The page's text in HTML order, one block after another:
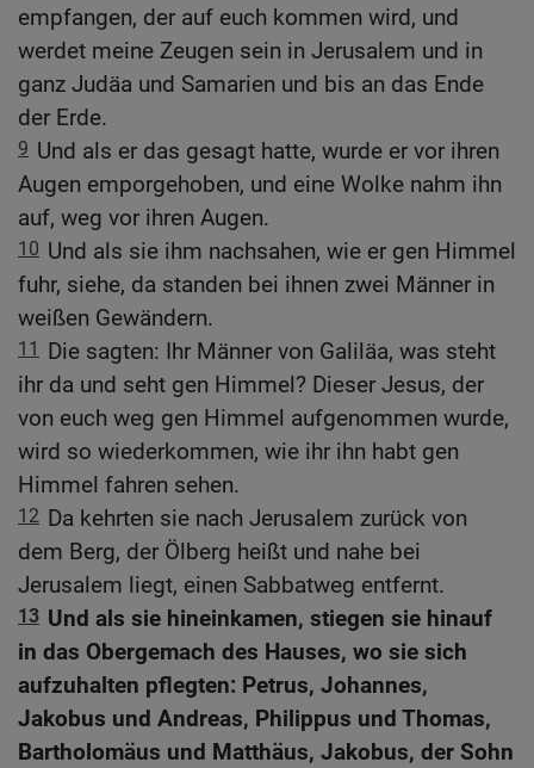
empfangen, der auf euch kommen wird, und
werdet meine Zeugen sein in Jerusalem und in
ganz Judäa und Samarien und bis an das Ende
der Erde.
9 Und als er das gesagt hatte, wurde er vor ihren
Augen emporgehoben, und eine Wolke nahm ihn
auf, weg vor ihren Augen.
10 Und als sie ihm nachsahen, wie er gen Himmel
fuhr, siehe, da standen bei ihnen zwei Männer in
weißen Gewändern.
11
Die sagten: Ihr Männer von Galiläa, was steht
ihr da und seht gen Himmel? Dieser Jesus, der
von euch weg gen Himmel aufgenommen wurde,
wird so wiederkommen, wie ihr ihn habt gen
Himmel fahren sehen.
12 Da kehrten sie nach Jerusalem zurück von
dem Berg, der Ölberg heißt und nahe bei
Jerusalem liegt, einen Sabbatweg entfernt.
13 Und als sie hineinkamen, stiegen sie hinauf
in das Obergemach des Hauses, wo sie sich
aufzuhalten pflegten: Petrus, Johannes,
Jakobus und Andreas, Philippus und Thomas,
Bartholomäus und Matthäus, Jakobus, der Sohn